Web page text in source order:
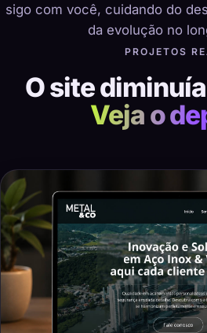
sigo com você, cuidando do
da evolução no
PROJETOS
O site
Veja o